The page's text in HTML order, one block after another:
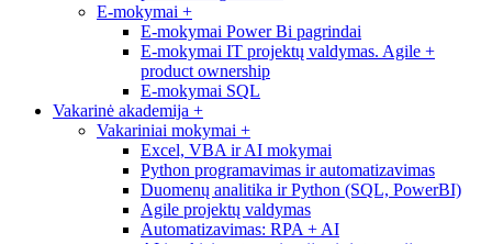
E-mokymai +
E-mokymai Power Bi pagrindai
E-mokymai IT projektų valdymas. Agile +
product ownership
E-mokymai SQL
Vakarinė akademija +
Vakariniai mokymai +
Excel, VBA ir AI mokymai
Python programavimas ir automatizavimas
Duomenų analitika ir Python (SQL, PowerBI)
Agile projektų valdymas
Automatizavimas: RPA + AI